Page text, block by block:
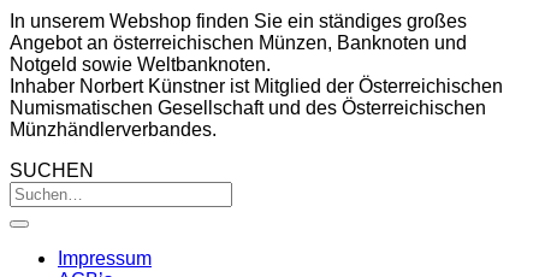
In unserem Webshop finden Sie ein ständiges großes
Angebot an österreichischen Münzen, Banknoten und
Notgeld sowie Weltbanknoten.
Inhaber Norbert Künstner ist Mitglied der Österreichischen
Numismatischen Gesellschaft und des Österreichischen
Münzhändlerverbandes.
SUCHEN
Impressum